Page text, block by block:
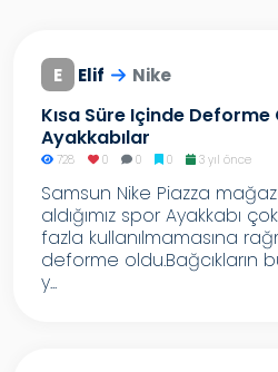
E Elif Nike
Kısa Süre Içinde Deforme
Ayakkabılar
728 0 0 0 3 yıl önce
Samsun Nike Piazza
aldığımız spor Ayakkabı
fazla kullanılmamasına
deforme oldu.Bağcıkların
y...